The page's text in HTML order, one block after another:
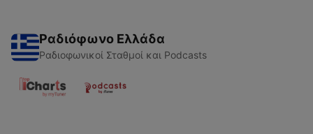
Ραδιόφωνο Ελλάδα
Ραδιοφωνικοί Σταθμοί και Podcasts